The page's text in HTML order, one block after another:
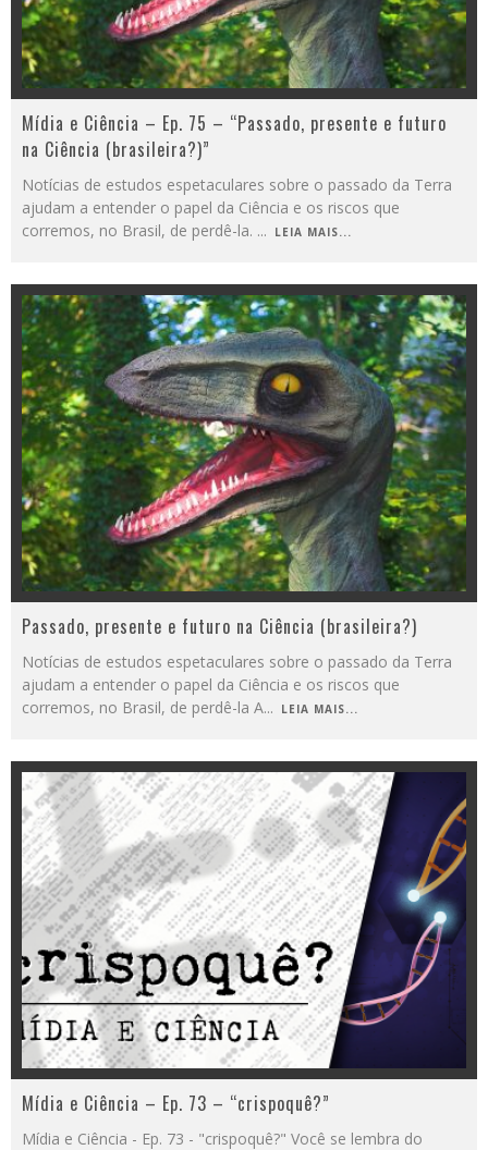
Mídia e Ciência – Ep. 75 – “Passado, presente e futuro
na Ciência (brasileira?)”
Notícias de estudos espetaculares sobre o passado da Terra
ajudam a entender o papel da Ciência e os riscos que
corremos, no Brasil, de perdê-la. ... LEIA MAIS...
Passado, presente e futuro na Ciência (brasileira?)
Notícias de estudos espetaculares sobre o passado da Terra
ajudam a entender o papel da Ciência e os riscos que
corremos, no Brasil, de perdê-la A... LEIA MAIS...
Mídia e Ciência – Ep. 73 – “crispoquê?”
Mídia e Ciência - Ep. 73 - "crispoquê?" Você se lembra do